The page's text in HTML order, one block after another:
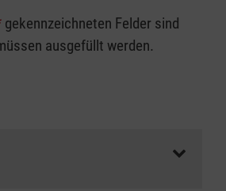
gekennzeichneten Felder sind
ausgefüllt werden.